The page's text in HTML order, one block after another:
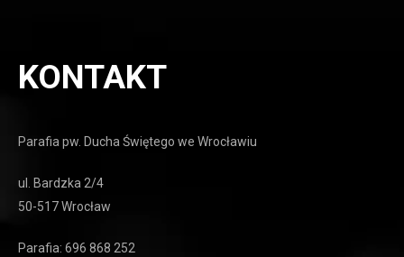
KONTAKT
Parafia pw. Ducha Świętego we Wrocławiu
ul. Bardzka 2/4
50-517 Wrocław
Parafia: 696 868 252